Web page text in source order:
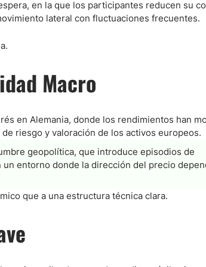
en la que los participantes reducen su
lateral con fluctuaciones frecuentes.
Macro
en Alemania, donde los rendimientos han
riesgo y valoración de los activos europeos.
geopolítica, que introduce episodios de
entorno donde la dirección del precio
que a una estructura técnica clara.